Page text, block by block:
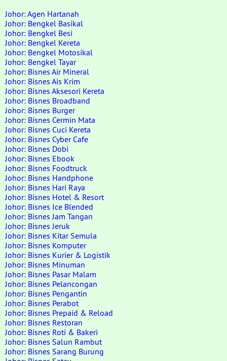
Johor: Agen Hartanah
Johor: Bengkel Basikal
Johor: Bengkel Besi
Johor: Bengkel Kereta
Johor: Bengkel Motosikal
Johor: Bengkel Tayar
Johor: Bisnes Air Mineral
Johor: Bisnes Ais Krim
Johor: Bisnes Aksesori Kereta
Johor: Bisnes Broadband
Johor: Bisnes Burger
Johor: Bisnes Cermin Mata
Johor: Bisnes Cuci Kereta
Johor: Bisnes Cyber Cafe
Johor: Bisnes Dobi
Johor: Bisnes Ebook
Johor: Bisnes Foodtruck
Johor: Bisnes Handphone
Johor: Bisnes Hari Raya
Johor: Bisnes Hotel & Resort
Johor: Bisnes Ice Blended
Johor: Bisnes Jam Tangan
Johor: Bisnes Jeruk
Johor: Bisnes Kitar Semula
Johor: Bisnes Komputer
Johor: Bisnes Kurier & Logistik
Johor: Bisnes Minuman
Johor: Bisnes Pasar Malam
Johor: Bisnes Pelancongan
Johor: Bisnes Pengantin
Johor: Bisnes Perabot
Johor: Bisnes Prepaid & Reload
Johor: Bisnes Restoran
Johor: Bisnes Roti & Bakeri
Johor: Bisnes Salun Rambut
Johor: Bisnes Sarang Burung